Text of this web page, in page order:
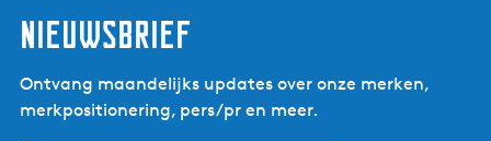
Nieuwsbrief
Ontvang maandelijks updates over onze merken,
merkpositionering, pers/pr en meer.